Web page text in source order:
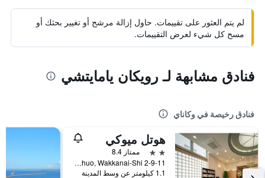
لم يتم العثور على تقييمات. حاول إزالة مرشح أو تغيير بحثك أو
مسح كل شيء لعرض التقييمات.
فنادق مشابهة لـ رويكان يامايتشي
فنادق رخيصة في وكاناي
هوتل ميوكي
2 نجمتين
ممتاز 8.4
2-9-11 Chuo, Wakkanai-Shi, وكاناي, اليابان
1.1 كيلومتر عن وسط المدينة